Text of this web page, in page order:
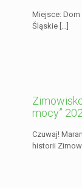
Miejsce: Dom
Śląskie […]
mocy”
Czuwaj!
historii